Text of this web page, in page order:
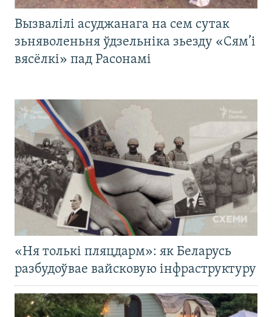
Вызвалілі асуджанага на сем сутак
зьняволеньня ўдзельніка зьезду «Сям’і
вясёлкі» пад Расонамі
«Ня толькі пляцдарм»: як Беларусь
разбудоўвае вайсковую інфраструктуру